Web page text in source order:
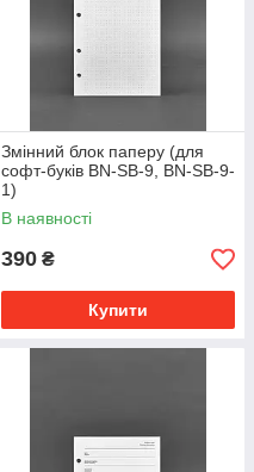
Змінний блок паперу (для
софт-буків BN-SB-9, BN-SB-9-
1)
В наявності
390 ₴
Купити